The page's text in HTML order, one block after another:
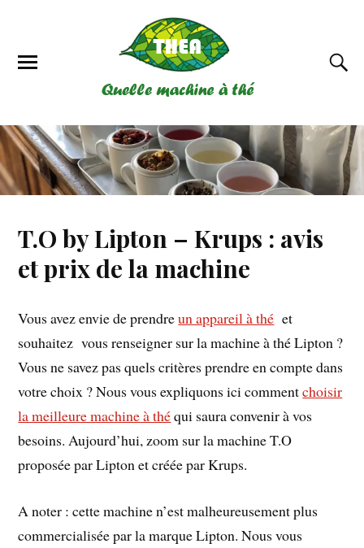
T.O by Lipton – Krups : avis
et prix de la machine
Vous avez envie de prendreun appareil à thé et
souhaitez vous renseigner sur la machine à thé Lipton ?
Vous ne savez pas quels critères prendre en compte dans
votre choix ? Nous vous expliquons ici commentchoisir
la meilleure machine à théqui saura convenir à vos
besoins. Aujourd’hui, zoom sur la machine T.O
proposée par Lipton et créée par Krups.
A noter : cette machine n’est malheureusement plus
commercialisée par la marque Lipton. Nous vous